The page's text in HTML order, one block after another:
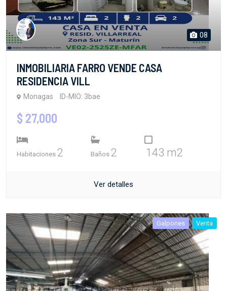
08
INMOBILIARIA FARRO VENDE CASA
RESIDENCIA VILL
Monagas ID-MIO: 3bae
$ 27,000
Habitaciones 2 Baños 2 143 m2
Ver detalles
Galpones Venta